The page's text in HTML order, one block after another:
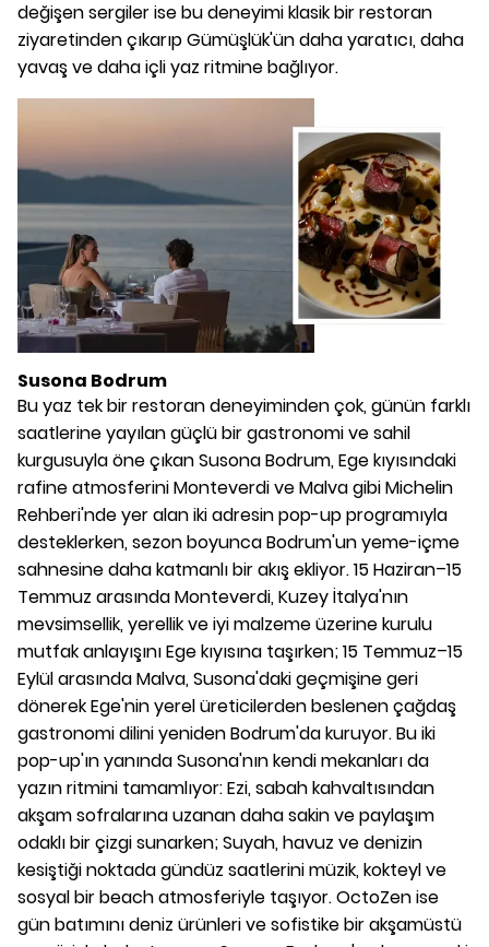
değişen sergiler ise bu deneyimi klasik bir restoran
ziyaretinden çıkarıp Gümüşlük'ün daha yaratıcı, daha
yavaş ve daha içli yaz ritmine bağlıyor.
Susona Bodrum
Bu yaz tek bir restoran deneyiminden çok, günün farklı
saatlerine yayılan güçlü bir gastronomi ve sahil
kurgusuyla öne çıkan Susona Bodrum, Ege kıyısındaki
rafine atmosferini Monteverdi ve Malva gibi Michelin
Rehberi'nde yer alan iki adresin pop-up programıyla
desteklerken, sezon boyunca Bodrum'un yeme-içme
sahnesine daha katmanlı bir akış ekliyor. 15 Haziran–15
Temmuz arasında Monteverdi, Kuzey İtalya'nın
mevsimsellik, yerellik ve iyi malzeme üzerine kurulu
mutfak anlayışını Ege kıyısına taşırken; 15 Temmuz–15
Eylül arasında Malva, Susona'daki geçmişine geri
dönerek Ege'nin yerel üreticilerden beslenen çağdaş
gastronomi dilini yeniden Bodrum'da kuruyor. Bu iki
pop-up'ın yanında Susona'nın kendi mekanları da
yazın ritmini tamamlıyor: Ezi, sabah kahvaltısından
akşam sofralarına uzanan daha sakin ve paylaşım
odaklı bir çizgi sunarken; Suyah, havuz ve denizin
kesiştiği noktada gündüz saatlerini müzik, kokteyl ve
sosyal bir beach atmosferiyle taşıyor. OctoZen ise
gün batımını deniz ürünleri ve sofistike bir akşamüstü